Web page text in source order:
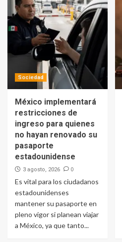
Sociedad
México implementará
restricciones de
ingreso para quienes
no hayan renovado su
pasaporte
estadounidense
3 agosto, 2026 0
Es vital para los ciudadanos
estadounidenses
mantener su pasaporte en
pleno vigor si planean viajar
a México, ya que tanto...